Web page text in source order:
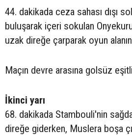
44. dakikada ceza sahası dışı
buluşarak içeri sokulan
uzak direğe çarparak oyun
Maçın devre arasına golsüz
İkinci yarı
68. dakikada Stambouli'nin
direğe giderken, Muslera boşa